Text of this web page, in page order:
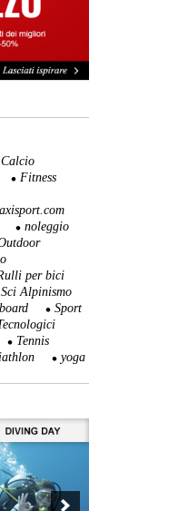
Calcio
Fitness
noleggio
per bici
Sci Alpinismo
Sport
Tennis
yoga